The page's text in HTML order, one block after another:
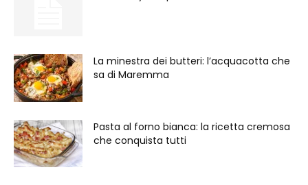
La minestra dei butteri: l’acquacotta che
sa di Maremma
Pasta al forno bianca: la ricetta cremosa
che conquista tutti